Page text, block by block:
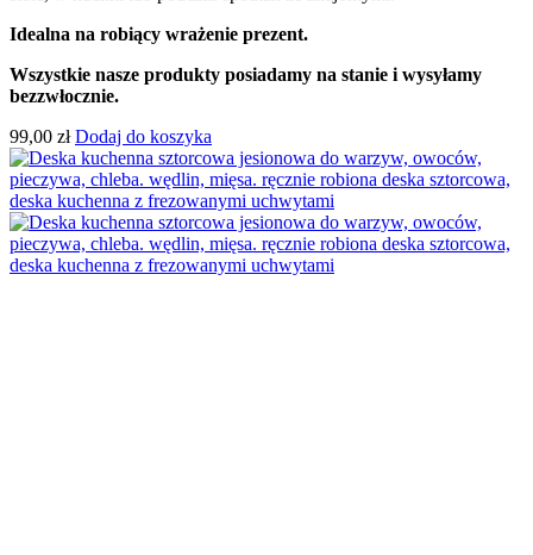
Idealna na robiący wrażenie prezent.
Wszystkie nasze produkty posiadamy na stanie i wysyłamy
bezzwłocznie.
99,00 zł Dodaj do koszyka